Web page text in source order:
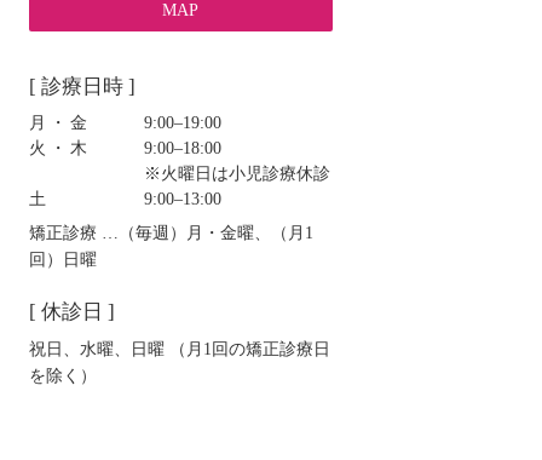
MAP
[ 診療日時 ]
月・金
9:00‒19:00
火・木
9:00‒18:00
※火曜日は小児診療休診
土
9:00‒13:00
矯正診療 …（毎週）月・金曜、（月1
回）日曜
[ 休診日 ]
祝日、水曜、日曜 （月1回の矯正診療日
を除く）